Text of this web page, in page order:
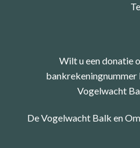
Wilt u een donatie
Vogelwacht
De Vogelwacht Balk en